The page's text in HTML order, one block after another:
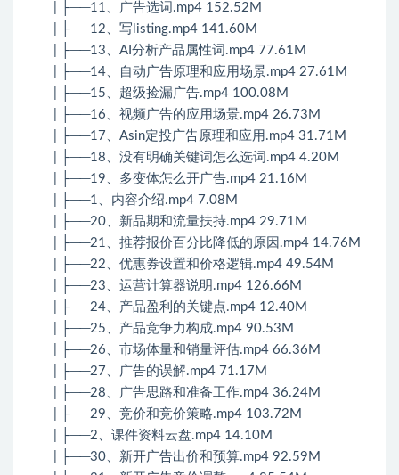
| ├──11、广告选词.mp4 152.52M
| ├──12、写listing.mp4 141.60M
| ├──13、AI分析产品属性词.mp4 77.61M
| ├──14、自动广告原理和应用场景.mp4 27.61M
| ├──15、超级捡漏广告.mp4 100.08M
| ├──16、视频广告的应用场景.mp4 26.73M
| ├──17、Asin定投广告原理和应用.mp4 31.71M
| ├──18、没有明确关键词怎么选词.mp4 4.20M
| ├──19、多变体怎么开广告.mp4 21.16M
| ├──1、内容介绍.mp4 7.08M
| ├──20、新品期和流量扶持.mp4 29.71M
| ├──21、推荐报价百分比降低的原因.mp4 14.76M
| ├──22、优惠券设置和价格逻辑.mp4 49.54M
| ├──23、运营计算器说明.mp4 126.66M
| ├──24、产品盈利的关键点.mp4 12.40M
| ├──25、产品竞争力构成.mp4 90.53M
| ├──26、市场体量和销量评估.mp4 66.36M
| ├──27、广告的误解.mp4 71.17M
| ├──28、广告思路和准备工作.mp4 36.24M
| ├──29、竞价和竞价策略.mp4 103.72M
| ├──2、课件资料云盘.mp4 14.10M
| ├──30、新开广告出价和预算.mp4 92.59M